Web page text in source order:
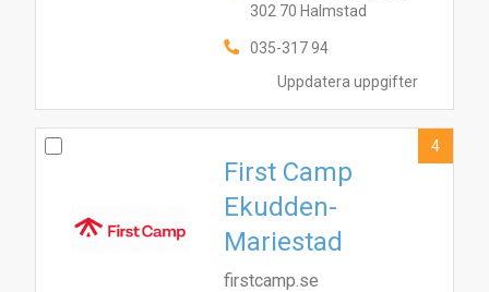
Uppdatera uppgifter
302 70 Halmstad
035-317 94
First Camp
Ekudden-
Mariestad
firstcamp.se
4